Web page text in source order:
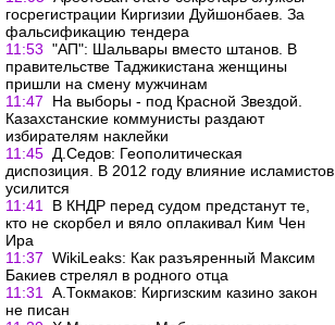
госрегистрации Киргизии Дуйшонбаев. За
фальсификацию тендера
11:53 "АП": Шальвары вместо штанов. В
правительстве Таджикистана женщины
пришли на смену мужчинам
11:47
На выборы - под Красной Звездой.
Казахстанские коммунисты раздают
избирателям наклейки
11:45 Д.Седов: Геополитическая
диспозиция. В 2012 году влияние исламистов
усилится
11:41
В КНДР перед судом предстанут те,
кто не скорбел и вяло оплакивал Ким Чен
Ира
11:37 WikiLeaks: Как разъяренный Максим
Бакиев стрелял в родного отца
11:31
А.Токмаков: Киргизским казино закон
не писан